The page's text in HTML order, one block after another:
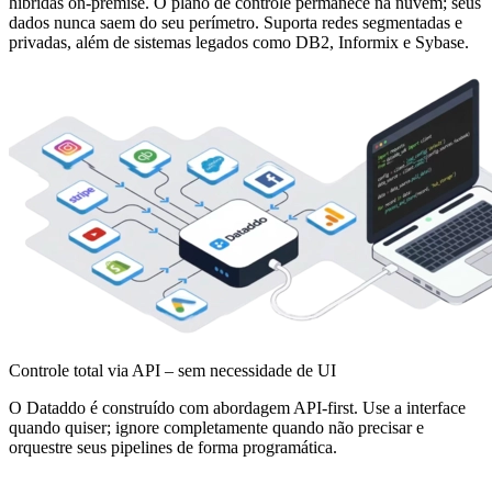
dados nunca saem do seu perímetro. Suporta redes segmentadas e
privadas, além de sistemas legados como DB2, Informix e Sybase.
Controle total via API – sem necessidade de UI
O Dataddo é construído com abordagem API-first. Use a interface
quando quiser; ignore completamente quando não precisar e
orquestre seus pipelines de forma programática.